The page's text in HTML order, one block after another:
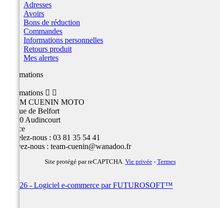
Adresses
Avoirs
Bons de réduction
Commandes
Informations personnelles
Retours produit
Mes alertes
Informations
Informations  
TEAM CUENIN MOTO
26 Rue de Belfort
25400 Audincourt
France
Appelez-nous : 03 81 35 54 41
Écrivez-nous : team-cuenin@wanadoo.fr
Site protégé par reCAPTCHA. Vie privée- Termes
© 2026 - Logiciel e-commerce par FUTUROSOFT™